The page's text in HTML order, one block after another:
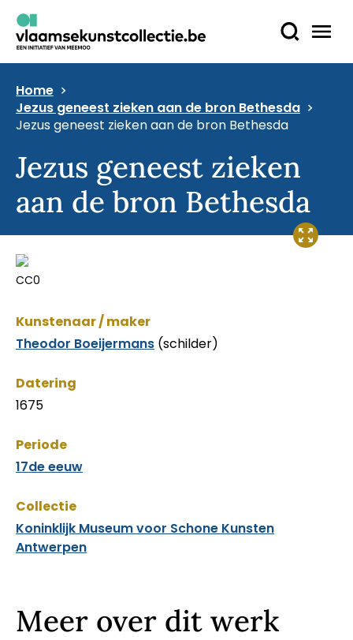
Home
Jezus geneest zieken aan de bron Bethesda
Jezus geneest zieken aan de bron Bethesda
Jezus geneest zieken
aan de bron Bethesda
CC0
Kunstenaar / maker
Theodor Boeijermans (schilder)
Datering
1675
Periode
17de eeuw
Collectie
Koninklijk Museum voor Schone Kunsten
Antwerpen
Meer over dit werk